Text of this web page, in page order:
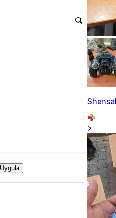
Uygula